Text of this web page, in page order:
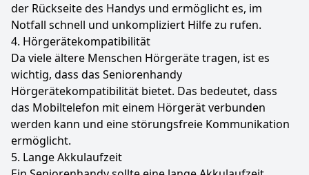
der Rückseite des Handys und ermöglicht es, im
Notfall schnell und unkompliziert Hilfe zu rufen.
4. Hörgerätekompatibilität
Da viele ältere Menschen Hörgeräte tragen, ist es
wichtig, dass das Seniorenhandy
Hörgerätekompatibilität bietet. Das bedeutet, dass
das Mobiltelefon mit einem Hörgerät verbunden
werden kann und eine störungsfreie Kommunikation
ermöglicht.
5. Lange Akkulaufzeit